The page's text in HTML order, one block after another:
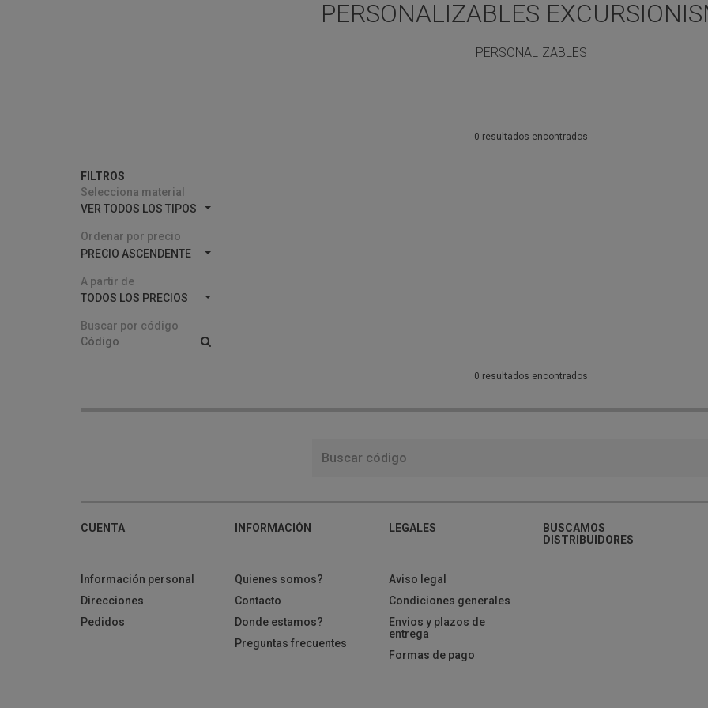
PERSONALIZABLES
PERSONALIZABLES
0 resultados encontrados
FILTROS
Selecciona material
VER TODOS LOS TIPOS
Ordenar por precio
PRECIO ASCENDENTE
A partir de
TODOS LOS PRECIOS
Buscar por código
0 resultados encontrados
CUENTA
Información personal
Direcciones
Pedidos
INFORMACIÓN
Quienes somos?
Contacto
Donde estamos?
Preguntas frecuentes
LEGALES
Aviso legal
Condiciones generales
Envios y plazos de
entrega
Formas de pago
BUSCAMOS
DISTRIBUIDORES